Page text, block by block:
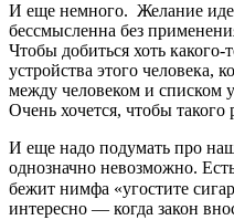
И еще немного. Желание
бессмысленна без
Чтобы добиться хоть
устройства этого человека,
между человеком и списком
Очень хочется, чтобы
И еще надо подумать про
однозначно невозможно.
бежит нимфа «угостите
интересно — когда закон